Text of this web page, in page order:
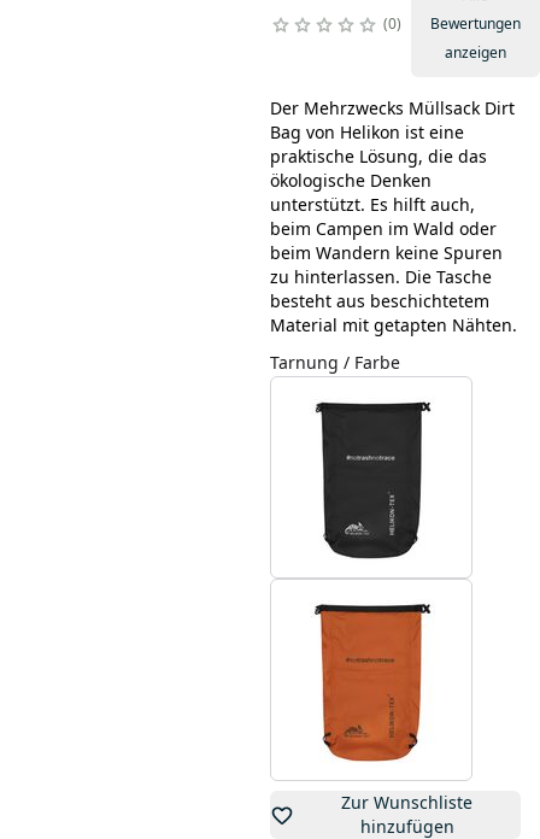
0
Bewertungen
anzeigen
Der Mehrzwecks Müllsack Dirt
Bag von Helikon ist eine
praktische Lösung, die das
ökologische Denken
unterstützt. Es hilft auch,
beim Campen im Wald oder
beim Wandern keine Spuren
zu hinterlassen. Die Tasche
besteht aus beschichtetem
Material mit getapten Nähten.
Tarnung / Farbe
Zur Wunschliste
hinzufügen